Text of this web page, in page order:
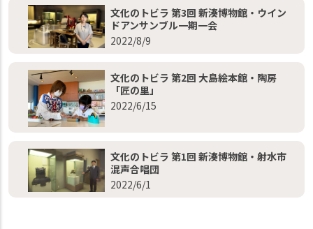
文化のトビラ 第3回 新湊博物館・ウイン
ドアンサンブル一期一会
2022/8/9
文化のトビラ 第2回 大島絵本館・陶房
「匠の里」
2022/6/15
文化のトビラ 第1回 新湊博物館・射水市
混声合唱団
2022/6/1